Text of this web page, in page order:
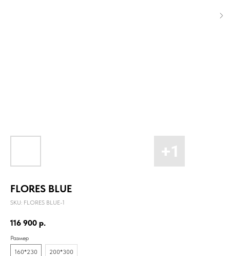
FLORES BLUE
SKU: FLORES BLUE-1
116 900 р.
Размер
160*230
200*300